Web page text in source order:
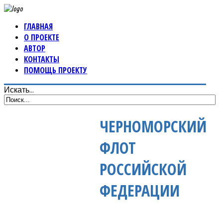
ГЛАВНАЯ
О ПРОЕКТЕ
АВТОР
КОНТАКТЫ
ПОМОЩЬ ПРОЕКТУ
Искать...
ЧЕРНОМОРСКИЙ
ФЛОТ
РОССИЙСКОЙ
ФЕДЕРАЦИИ